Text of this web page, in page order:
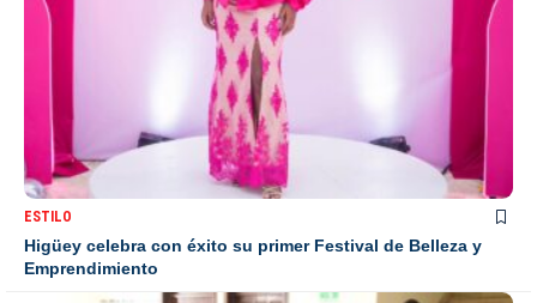
ESTILO
Higüey celebra con éxito su primer Festival de Belleza y
Emprendimiento